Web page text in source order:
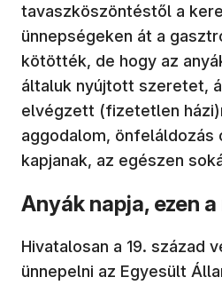
tavaszköszöntéstől a
ünnepségeken át a
kötötték, de hogy az
általuk nyújtott szeretet,
elvégzett (fizetetlen
aggodalom, önfeláldozás
kapjanak, az egészen
Anyák napja, ezen
Hivatalosan a 19. század
ünnepelni az Egyesült